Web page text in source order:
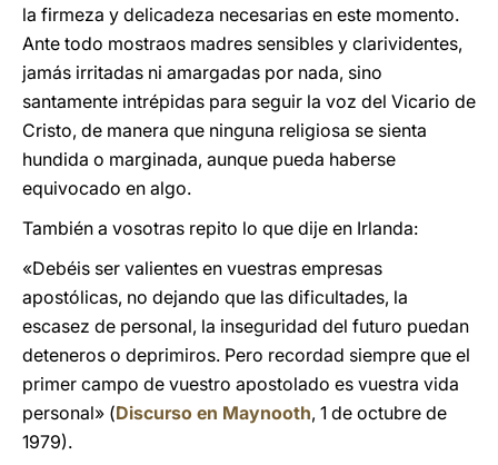
la firmeza y delicadeza necesarias en este momento.
Ante todo mostraos madres sensibles y clarividentes,
jamás irritadas ni amargadas por nada, sino
santamente intrépidas para seguir la voz del Vicario de
Cristo, de manera que ninguna religiosa se sienta
hundida o marginada, aunque pueda haberse
equivocado en algo.
También a vosotras repito lo que dije en Irlanda:
«Debéis ser valientes en vuestras empresas
apostólicas, no dejando que las dificultades, la
escasez de personal, la inseguridad del futuro puedan
deteneros o deprimiros. Pero recordad siempre que el
primer campo de vuestro apostolado es vuestra vida
personal» (Discurso en Maynooth, 1 de octubre de
1979).